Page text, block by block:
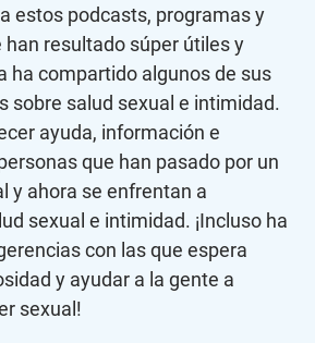
estos podcasts, programas y
han resultado súper útiles y
ha compartido algunos de sus
sobre salud sexual e intimidad.
ayuda, información e
que han pasado por un
y ahora se enfrentan a
sexual e intimidad. ¡Incluso ha
con las que espera
y ayudar a la gente a
sexual!